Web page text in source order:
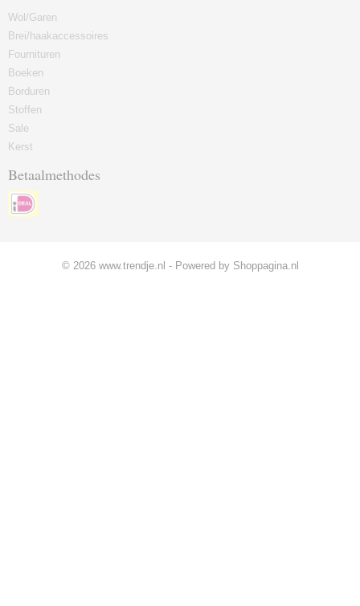
Wol/Garen
Brei/haakaccessoires
Fournituren
Boeken
Borduren
Stoffen
Sale
Kerst
Betaalmethodes
© 2026 www.trendje.nl - Powered by Shoppagina.nl